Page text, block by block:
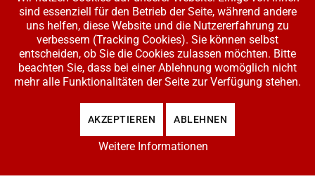
WIDERRUFSRECHT
DATENSCHUTZERKLÄRUNG
ZAHLUNG UND VERSAND
ADRESSE BEARBEITEN
IHR KONTO
LOGIN
REGISTRIEREN
Copyright © 2026 Modellbahnladen Klee GbR. Alle Rechte vorbehalten. Design:
sind essenziell für den Betrieb der Seite, während andere
uns helfen, diese Website und die Nutzererfahrung zu
verbessern (Tracking Cookies). Sie können selbst
entscheiden, ob Sie die Cookies zulassen möchten. Bitte
beachten Sie, dass bei einer Ablehnung womöglich nicht
mehr alle Funktionalitäten der Seite zur Verfügung stehen.
AKZEPTIEREN ABLEHNEN
Weitere Informationen